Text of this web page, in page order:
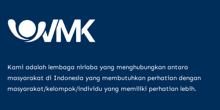
Kami adalah lembaga nirlaba yang menghubungkan antara
masyarakat di Indonesia yang membutuhkan perhatian dengan
masyarakat/kelompok/individu yang memiliki perhatian lebih.